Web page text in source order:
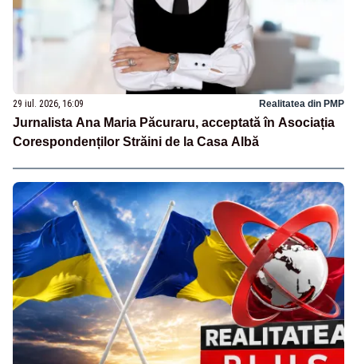
29 iul. 2026, 16:09 Realitatea din PMP
Jurnalista Ana Maria Păcuraru, acceptată în Asociația
Corespondenților Străini de la Casa Albă